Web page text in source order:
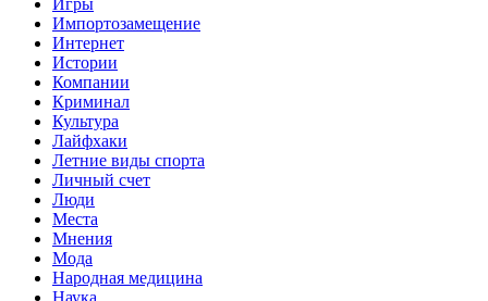
Импортозамещение
Интернет
Истории
Компании
Криминал
Культура
Лайфхаки
Летние виды спорта
Личный счет
Люди
Места
Мнения
Мода
Народная медицина
Наука